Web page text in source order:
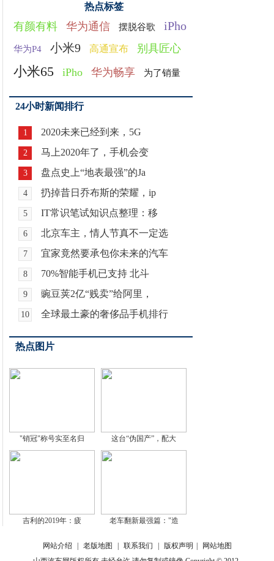
热点标签
有颜有料 华为通信 摆脱谷歌 iPho
华为P4 小米9 高通宣布 别具匠心
小米65 iPho 华为畅享 为了销量
24小时新闻排行
1 2020未来已经到来，5G
2 马上2020年了，手机会变
3 盘点史上“地表最强”的Ja
4 扔掉昔日乔布斯的荣耀，ip
5 IT常识笔试知识点整理：移
6 北京车主，情人节真不一定选
7 宜家竟然要承包你未来的汽车
8 70%智能手机已支持 北斗
9 豌豆荚2亿“贱卖”给阿里，
10 全球最土豪的奢侈品手机排行
热点图片
"销冠"称号实至名归 这台“伪国产”，配大
吉利的2019年：疲 老车翻新最强篇："造
网站介绍 老版地图 联系我们 版权声明
网站地图